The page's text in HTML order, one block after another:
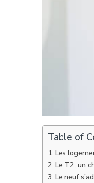
Table of
Les
Le T2, un
Le neuf